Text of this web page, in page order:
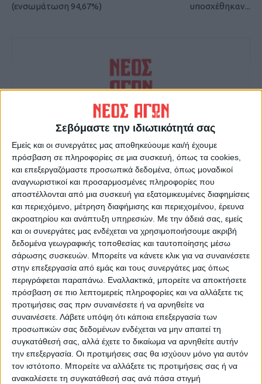
Σεβόμαστε την ιδιωτικότητά σας
Εμείς και οι συνεργάτες μας αποθηκεύουμε και/ή έχουμε
πρόσβαση σε πληροφορίες σε μια συσκευή, όπως τα cookies,
και επεξεργαζόμαστε προσωπικά δεδομένα, όπως μοναδικοί
αναγνωριστικοί και προσαρμοσμένες πληροφορίες που
αποστέλλονται από μια συσκευή για εξατομικευμένες διαφημίσεις
και περιεχόμενο, μέτρηση διαφήμισης και περιεχομένου, έρευνα
ακροατηρίου και ανάπτυξη υπηρεσιών. Με την άδειά σας, εμείς
και οι συνεργάτες μας ενδέχεται να χρησιμοποιήσουμε ακριβή
δεδομένα γεωγραφικής τοποθεσίας και ταυτοποίησης μέσω
σάρωσης συσκευών. Μπορείτε να κάνετε κλικ για να συναινέσετε
στην επεξεργασία από εμάς και τους συνεργάτες μας όπως
περιγράφεται παραπάνω. Εναλλακτικά, μπορείτε να αποκτήσετε
πρόσβαση σε πιο λεπτομερείς πληροφορίες και να αλλάξετε τις
προτιμήσεις σας πριν συναινέσετε ή να αρνηθείτε να
συναινέσετε. Λάβετε υπόψη ότι κάποια επεξεργασία των
προσωπικών σας δεδομένων ενδέχεται να μην απαιτεί τη
συγκατάθεσή σας, αλλά έχετε το δικαίωμα να αρνηθείτε αυτήν
την επεξεργασία. Οι προτιμήσεις σας θα ισχύουν μόνο για αυτόν
τον ιστότοπο. Μπορείτε να αλλάξετε τις προτιμήσεις σας ή να
ανακαλέσετε τη συγκατάθεσή σας ανά πάσα στιγμή
(ενσωμάτωση 94,67%)
υποσχέθηκαν...
Δημοσιογραφική Ομάδα ΝΕΟΣ ΑΓΩΝ
Η Αρχαιότερη Καθημερινή Πρωινή Εφημερίδα της Καρδίτσας
ΠΑΡΟΜΟΙΑ ΑΡΘΡΑ